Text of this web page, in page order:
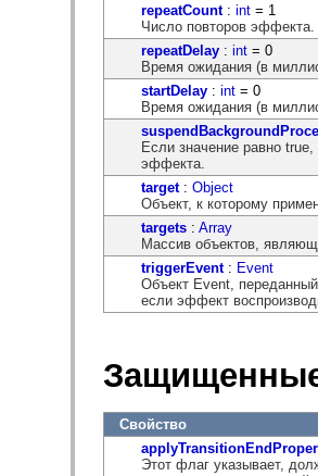
repeatCount: int = 1
Число повторов эффекта.
repeatDelay : int = 0
Время ожидания (в
startDelay : int = 0
Время ожидания (в
Если значение равно
эффекта.
target: Object
Объект, к которому
targets : Array
Массив объектов,
triggerEvent: Event
Объект Event,
если эффект
Свойство
Этот флаг указывает,